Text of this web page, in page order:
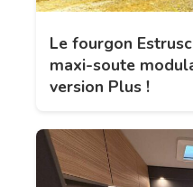
Le fourgon
maxi-soute
version Plus !